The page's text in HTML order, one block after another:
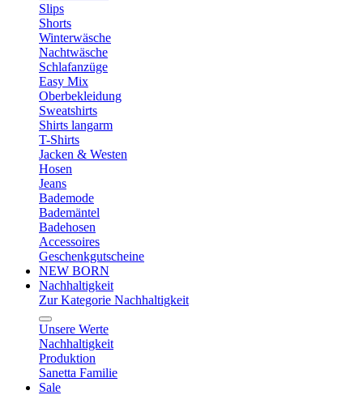
Slips
Shorts
Winterwäsche
Nachtwäsche
Schlafanzüge
Easy Mix
Oberbekleidung
Sweatshirts
Shirts langarm
T-Shirts
Jacken & Westen
Hosen
Jeans
Bademode
Bademäntel
Badehosen
Accessoires
Geschenkgutscheine
NEW BORN
Nachhaltigkeit
Zur Kategorie Nachhaltigkeit
Unsere Werte
Nachhaltigkeit
Produktion
Sanetta Familie
Sale